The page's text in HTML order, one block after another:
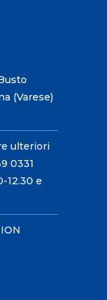
(Varese)
ulteriori
0331
12.30 e